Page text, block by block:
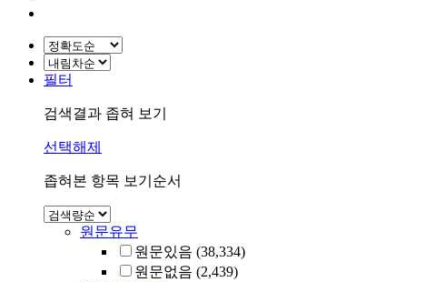
필터
검색결과 좁혀 보기
선택해제
좁혀본 항목 보기순서
원문유무
원문있음 (38,334)
원문없음 (2,439)